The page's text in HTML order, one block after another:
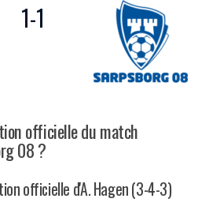
1-1
officielle du match
08 ?
officielle d'A. Hagen (3-4-3)